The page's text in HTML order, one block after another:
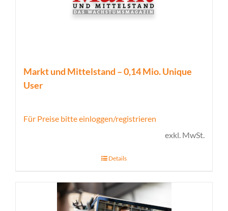
Markt und Mittelstand – 0,14 Mio. Unique
User
Für Preise bitte einloggen/registrieren
exkl. MwSt.
Details